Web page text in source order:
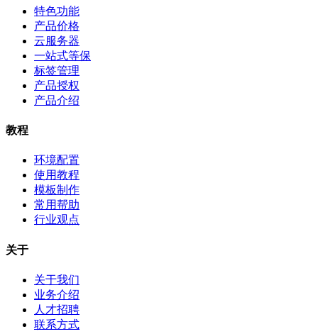
特色功能
产品价格
云服务器
一站式等保
标签管理
产品授权
产品介绍
教程
环境配置
使用教程
模板制作
常用帮助
行业观点
关于
关于我们
业务介绍
人才招聘
联系方式